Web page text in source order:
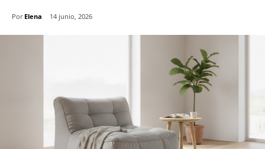
Por Elena 14 junio, 2026